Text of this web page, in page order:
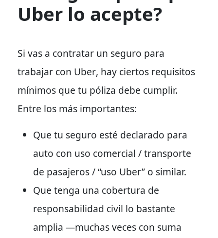
Uber lo acepte?
Si vas a contratar un seguro para
trabajar con Uber, hay ciertos requisitos
mínimos que tu póliza debe cumplir.
Entre los más importantes:
Que tu seguro esté declarado para
auto con uso comercial / transporte
de pasajeros / “uso Uber” o similar.
Que tenga una cobertura de
responsabilidad civil lo bastante
amplia —muchas veces con suma